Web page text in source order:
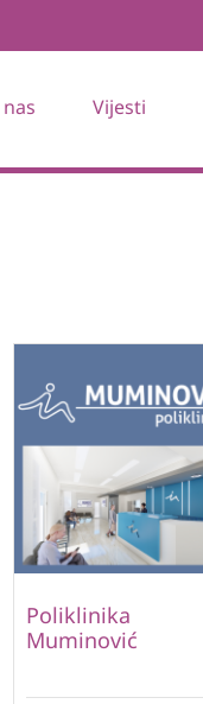
Vijesti
Poliklinika
Muminović